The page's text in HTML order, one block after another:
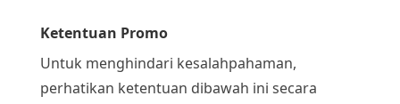
Ketentuan Promo
Untuk menghindari kesalahpahaman,
perhatikan ketentuan dibawah ini secara